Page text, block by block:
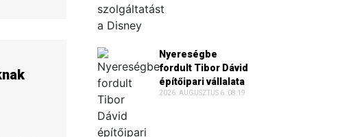
Nyereségbe
fordult Tibor Dávid
építőipari vállalata
2026. AUGUSZTUS 6. 08:19